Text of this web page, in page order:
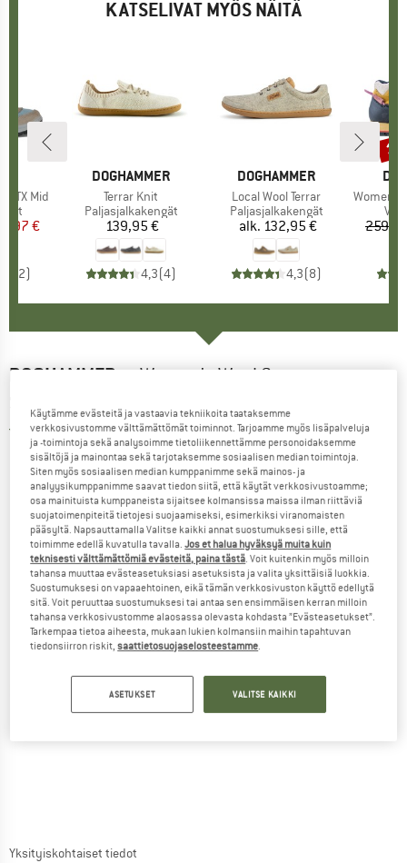
KATSELIVAT MYÖS NÄITÄ
GTX Mid
hinta
€
2)
MERKKI
DOGHAMMER
Tuote
Terrar Knit
Tuoteryhmä
Paljasjalkakengät
Hinta
139,95 €
4,3(4)
MERKKI
DOGHAMMER
Tuote
Local Wool Terrar
Tuoteryhmä
Paljasjalkakengät
Hinta
alk. 132,95 €
4,3(8)
Tuote
Women's
DOGHAMMER
Women's Wool Commuter -
Sneakerit
5,0(2)
Yksityiskohtaiset tiedot
Käytämme evästeitä ja vastaavia tekniikoita taataksemme
verkkosivustomme välttämättömät toiminnot. Tarjoamme myös lisäpalveluja
ja -toimintoja sekä analysoimme tietoliikennettämme personoidaksemme
sisältöjä ja mainontaa sekä tarjotaksemme sosiaalisen median toimintoja.
Siten myös sosiaalisen median kumppanimme sekä mainos- ja
analyysikumppanimme saavat tiedon siitä, että käytät verkkosivustoamme;
osa mainituista kumppaneista sijaitsee kolmansissa maissa ilman riittäviä
suojatoimenpiteitä tietojesi suojaamiseksi, esimerkiksi viranomaisten
pääsyltä. Napsauttamalla Valitse kaikki annat suostumuksesi sille, että
toimimme edellä kuvatulla tavalla.Jos et halua hyväksyä muita kuin
teknisesti välttämättömiä evästeitä, paina tästä. Voit kuitenkin myös milloin
tahansa muuttaa evästeasetuksiasi asetuksista ja valita yksittäisiä luokkia.
Suostumuksesi on vapaaehtoinen, eikä tämän verkkosivuston käyttö edellytä
sitä. Voit peruuttaa suostumuksesi tai antaa sen ensimmäisen kerran milloin
tahansa verkkosivustomme alaosassa olevasta kohdasta ”Evästeasetukset”.
Tarkempaa tietoa aiheesta, mukaan lukien kolmansiin maihin tapahtuvan
tiedonsiirron riskit,saattietosuojaselosteestamme.
ASETUKSET VALITSE KAIKKI